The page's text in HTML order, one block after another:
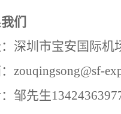
们
深圳市宝安国际机
zouqingsong@sf-
邹先生